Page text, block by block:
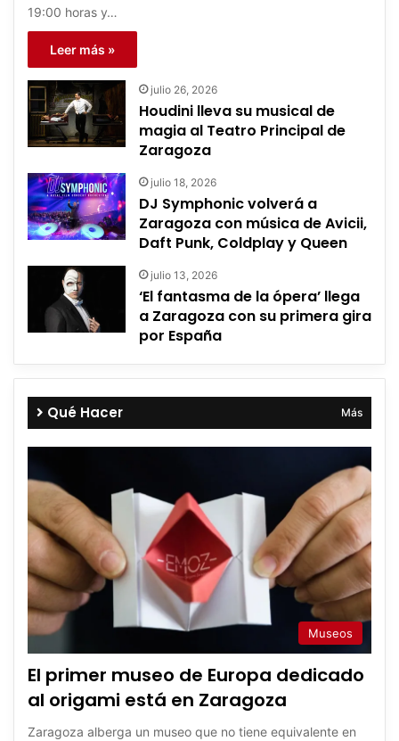
19:00 horas y…
Leer más »
julio 26, 2026
Houdini lleva su musical de
magia al Teatro Principal de
Zaragoza
julio 18, 2026
DJ Symphonic volverá a
Zaragoza con música de Avicii,
Daft Punk, Coldplay y Queen
julio 13, 2026
‘El fantasma de la ópera’ llega
a Zaragoza con su primera gira
por España
Qué Hacer Más
Museos
El primer museo de Europa dedicado
al origami está en Zaragoza
Zaragoza alberga un museo que no tiene equivalente en